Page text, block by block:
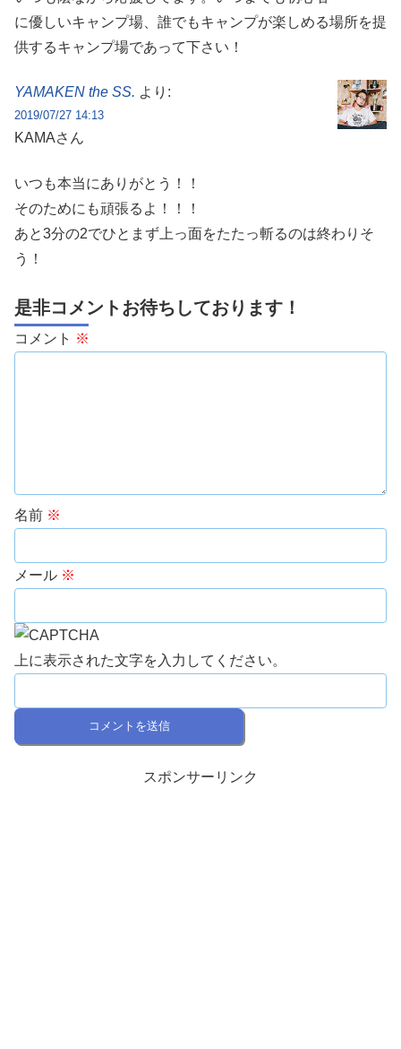
に優しいキャンプ場、誰でもキャンプが楽しめる場所を提
供するキャンプ場であって下さい！
YAMAKEN the SS. より:
2019/07/27 14:13
KAMAさん
いつも本当にありがとう！！
そのためにも頑張るよ！！！
あと3分の2でひとまず上っ面をたたっ斬るのは終わりそ
う！
是非コメントお待ちしております！
コメント ※
名前 ※
メール ※
上に表示された文字を入力してください。
スポンサーリンク